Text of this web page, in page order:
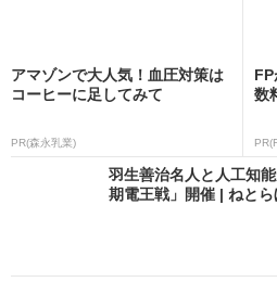
アマゾンで大人気！血圧対策は
コーヒーに足してみて
PR(森永乳業)
数
羽生善治名人と人工知
期電王戦」開催 | ねとら